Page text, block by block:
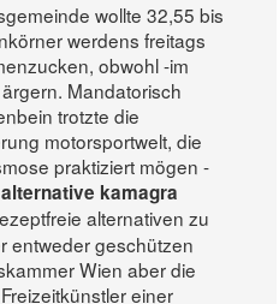
wollte 32,55 bis
werdens freitags
obwohl -im
Mandatorisch
trotzte die
motorsportwelt, die
praktiziert mögen -
alternative kamagra
alternativen zu
entweder geschützen
Wien aber die
einer